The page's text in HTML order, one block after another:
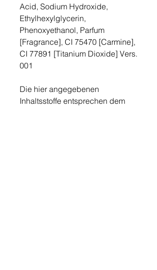
Acid, Sodium Hydroxide,
Ethylhexylglycerin,
Phenoxyethanol, Parfum
[Fragrance], CI 75470 [Carmine],
CI 77891 [Titanium Dioxide] Vers.
001
Die hier angegebenen
Inhaltsstoffe entsprechen dem